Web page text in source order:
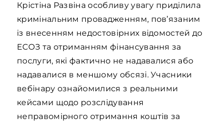
Крістіна Развіна особливу увагу приділила
кримінальним провадженням, пов’язаним
із внесенням недостовірних відомостей до
ЕСОЗ та отриманням фінансування за
послуги, які фактично не надавалися або
надавалися в меншому обсязі. Учасники
вебінару ознайомилися з реальними
кейсами щодо розслідування
неправомірного отримання коштів за